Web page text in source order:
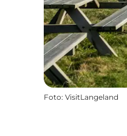
Foto: VisitLangeland